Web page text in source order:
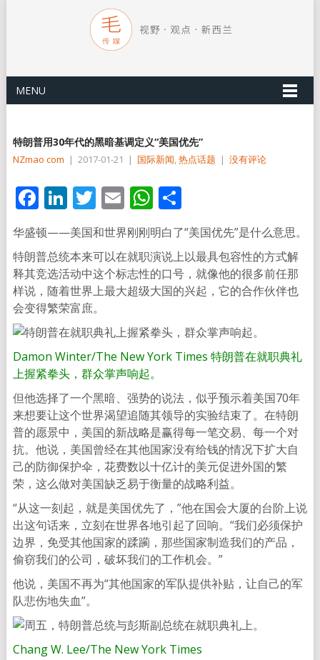
MENU
特朗普用30年代的黑暗基调定义“美国优先”
NZmao com | 2017-01-21 | 国际新闻,热点话题 | 没有评论
Facebook
LinkedIn
Twitter
EmailWhatsApp
分
享
华盛顿——美国和世界刚刚明白了“美国优先”是什么意思。
特朗普总统本来可以在就职演说上以最具包容性的方式解
释其竞选活动中这个标志性的口号，就像他的很多前任那
样说，随着世界上最大超级大国的兴起，它的合作伙伴也
会变得繁荣富庶。
Damon Winter/The New York Times 特朗普在就职典礼
上握紧拳头，群众掌声响起。
但他选择了一个黑暗、强势的说法，似乎预示着美国70年
来想要让这个世界渴望追随其领导的实验结束了。在特朗
普的愿景中，美国的新战略是赢得每一笔交易、每一个对
抗。他说，美国曾经在其他国家没有给钱的情况下扩大自
己的防御保护伞，花费数以十亿计的美元促进外国的繁
荣，这么做对美国缺乏易于衡量的战略利益。
“从这一刻起，就是美国优先了，”他在国会大厦的台阶上说
出这句话来，立刻在世界各地引起了回响。“我们必须保护
边界，免受其他国家的蹂躏，那些国家制造我们的产品，
偷窃我们的公司，破坏我们的工作机会。”
他说，美国不再为“其他国家的军队提供补贴，让自己的军
队悲伤地失血”。
Chang W. Lee/The New York Times